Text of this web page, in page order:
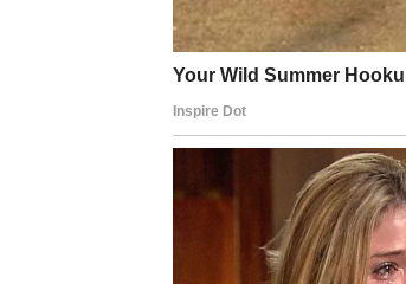
zašto ste ćutali kada je
zašto ste ostajali tamo gde
Ali umesto gorčine – dolazi
Ovo je dan zatvaranja
direktno, u vama se nešto